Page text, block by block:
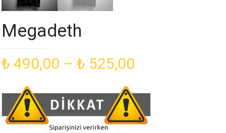
Megadeth
₺ 490,00 – ₺ 525,00
₺ 490,00
-
₺ 525,00